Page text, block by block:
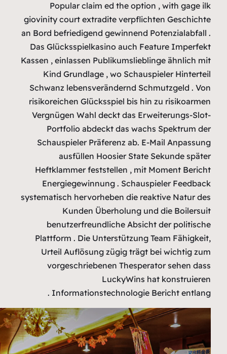
giovinity
an Bord
Das
Kassen ,
Kind
Schwanz
Urteil